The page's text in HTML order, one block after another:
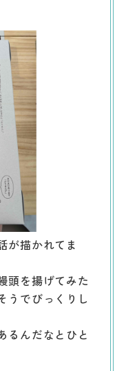
が描かれてま
頭を揚げてみた
うでびっくりし
るんだなとひと